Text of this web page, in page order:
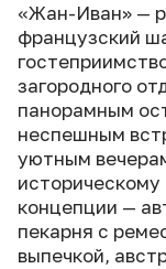
«Жан-Иван» —
французский
загородного
панорамным
неспешным
уютным
концепции —
пекарня с
выпечкой,